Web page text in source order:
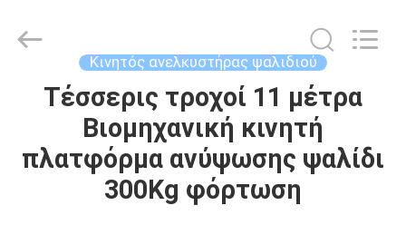
ΣΠΊΤΙ
ΠΡΟΪΌΝΤΑ
Κινητός ανελκυστήρας ψαλιδιού
Τέσσερις τροχοί 11 μέτρα
Βιομηχανική κινητή
πλατφόρμα ανύψωσης ψαλίδι
300Kg φόρτωση